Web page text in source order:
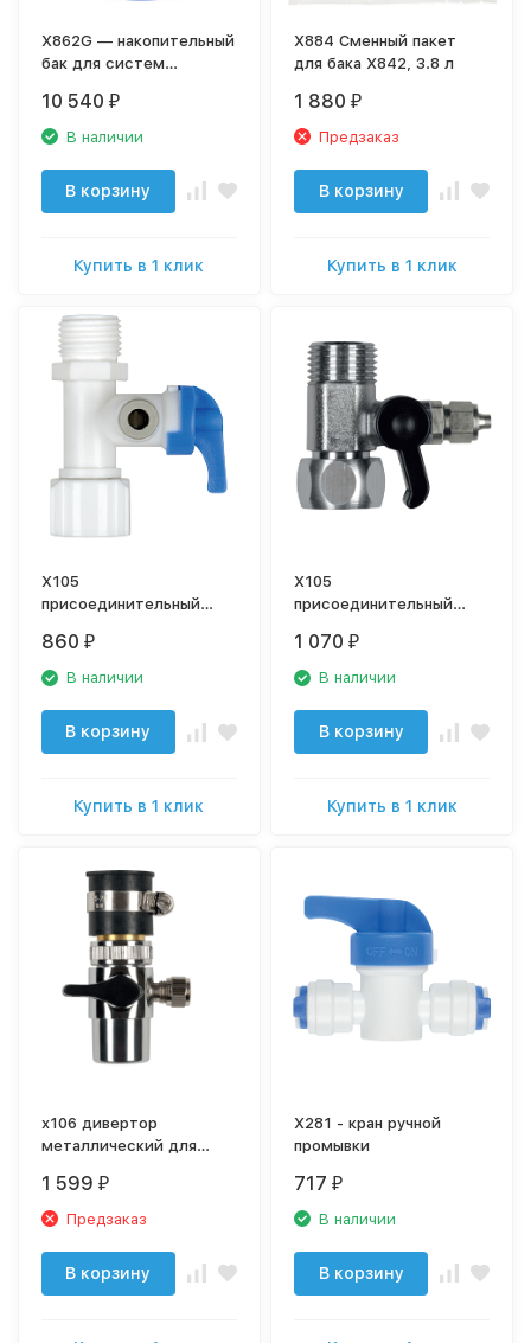
X862G — накопительный
бак для систем
(5,0G)
10 540 ₽
В наличии
В корзину
Купить в 1 клик
X884 Сменный пакет
для бака Х842, 3.8 л
1 880 ₽
Предзаказ
В корзину
Купить в 1 клик
X105
присоединительный
пластик монолит
860 ₽
В наличии
В корзину
Купить в 1 клик
X105
присоединительный
металлический
1 070 ₽
В наличии
В корзину
Купить в 1 клик
x106 дивертор
металлический для
1 599 ₽
Предзаказ
В корзину
X281 - кран ручной
промывки
717 ₽
В наличии
В корзину